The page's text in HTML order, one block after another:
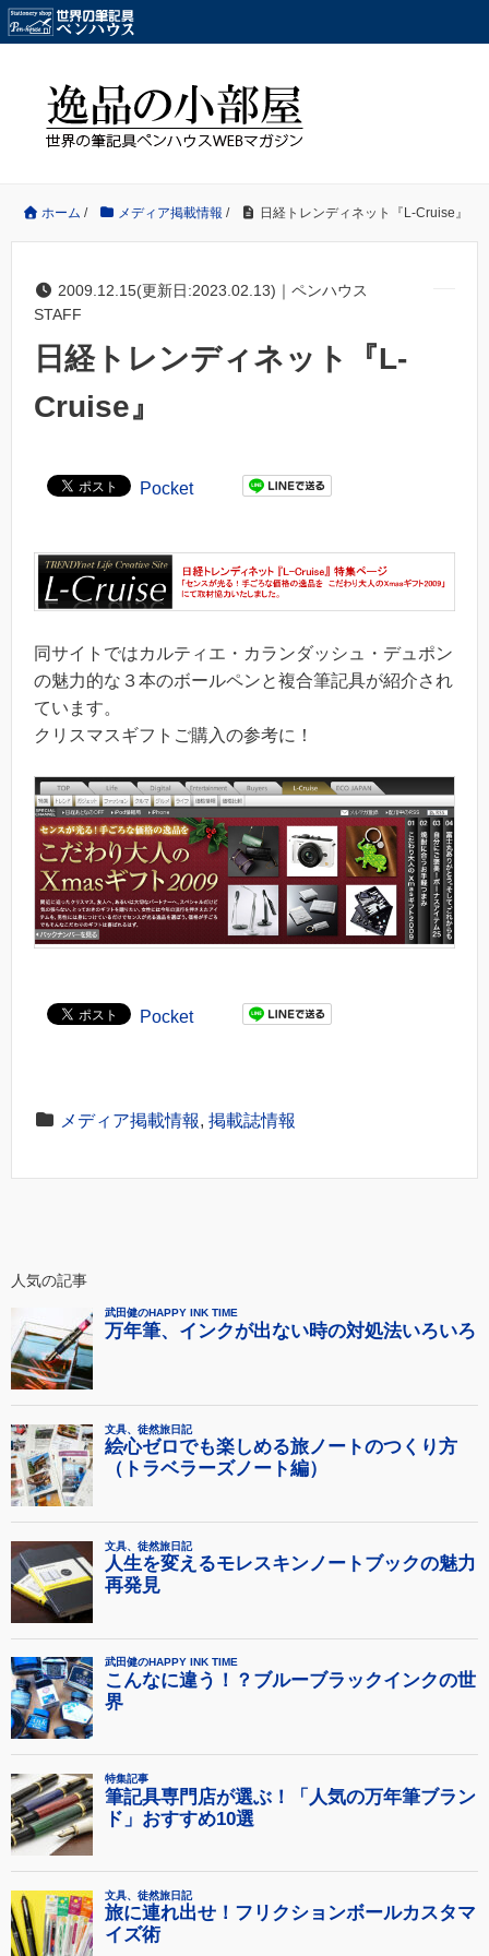
ホーム / メディア掲載情報 / 日経トレンディネット『L-Cruise』
2009.12.15(更新日:2023.02.13)｜ペンハウス
STAFF
日経トレンディネット『L-
Cruise』
Pocket
同サイトではカルティエ・カランダッシュ・デュポン
の魅力的な３本のボールペンと複合筆記具が紹介され
ています。
クリスマスギフトご購入の参考に！
Pocket
メディア掲載情報, 掲載誌情報
人気の記事